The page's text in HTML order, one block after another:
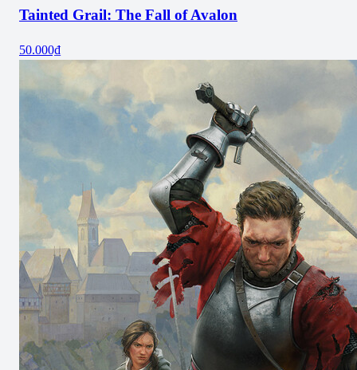
Tainted Grail: The Fall of Avalon
50.000₫